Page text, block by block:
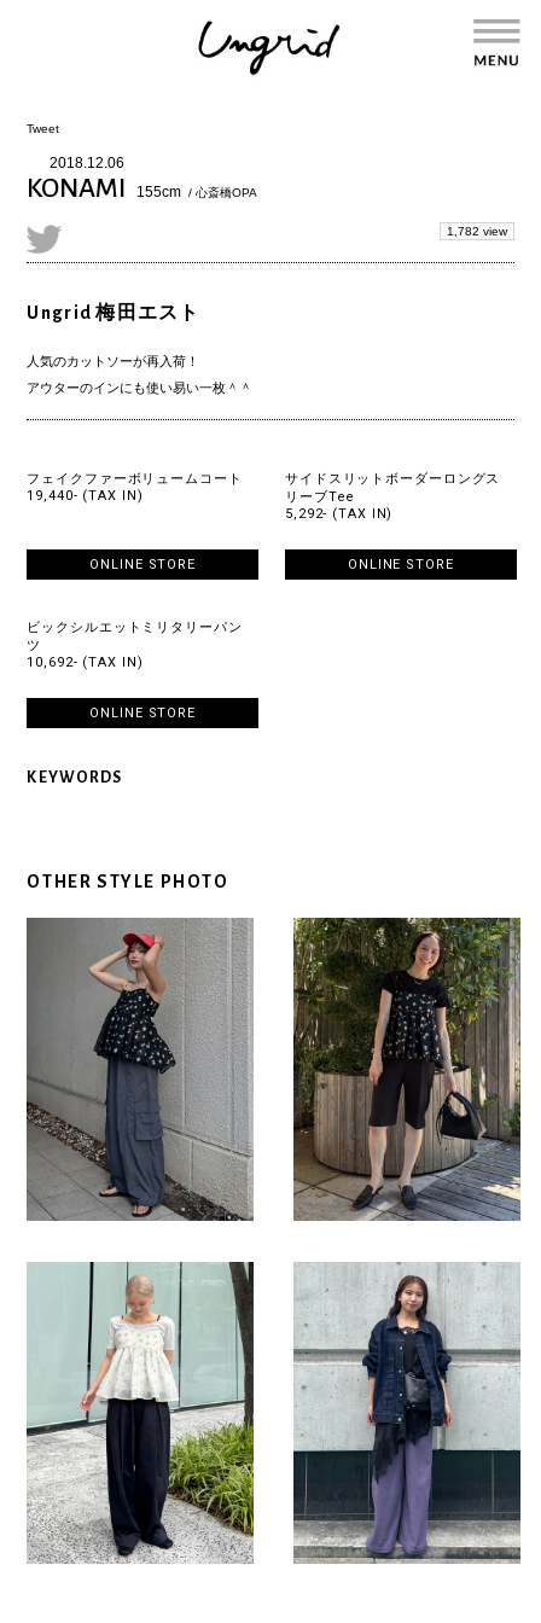
Tweet
2018.12.06
KONAMI 155cm / 心斎橋OPA
1,782 view
Ungrid 梅田エスト
人気のカットソーが再入荷！
アウターのインにも使い易い一枚＾＾
フェイクファーボリュームコート
19,440- (TAX IN)
ONLINE STORE
サイドスリットボーダーロングス
リーブTee
5,292- (TAX IN)
ONLINE STORE
ビックシルエットミリタリーパン
ツ
10,692- (TAX IN)
ONLINE STORE
KEYWORDS
OTHER STYLE PHOTO